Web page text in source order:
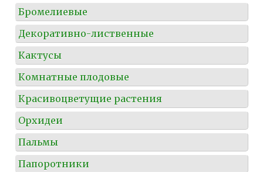
Бромелиевые
Декоративно-лиственные
Кактусы
Комнатные плодовые
Красивоцветущие растения
Орхидеи
Пальмы
Папоротники